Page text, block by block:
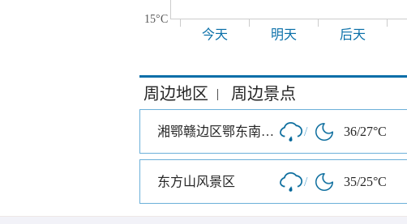
15°C
今天 明天 后天
周边地区 | 周边景点
湘鄂赣边区鄂东南革命烈士陵园 / 36/27°C
东方山风景区 / 35/25°C